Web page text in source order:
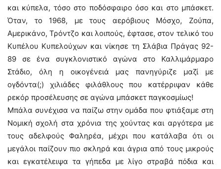
και κύπελα, τόσο στο ποδόσφαιρο όσο και στο μπάσκετ.
Όταν, το 1968, με τους αερόβιους Μόσχο, Ζούπα,
Αμερικάνο, Τρόντζο και λοιπούς, έφτασε, στον τελικό του
Κυπέλου Κυπελούχων και νίκησε τη Σλάβια Πράγας 92-
89 σε ένα συγκλονιστικό αγώνα στο Καλλιμάρμαρο
Στάδιο, όλη η οικογένειά μας πανηγύριζε μαζί με
ογδόντα(;) χιλιάδες φιλάθλους που κατέρριψαν κάθε
ρεκόρ προσέλευσης σε αγώνα μπάσκετ παγκοσμίως!
Μπάλα συνέχισα να παίζω στην ομάδα που φτιάξαμε στη
Νομική σχολή στα χρόνια της χούντας και αργότερα με
τους αδελφούς Φαληρέα, μέχρι που κατάλαβα ότι οι
μεγάλοι παίζουν πιο σκληρά και άγρια από τους μικρούς
και εγκατέλειψα τα γήπεδα με λίγο στραβά πόδια και